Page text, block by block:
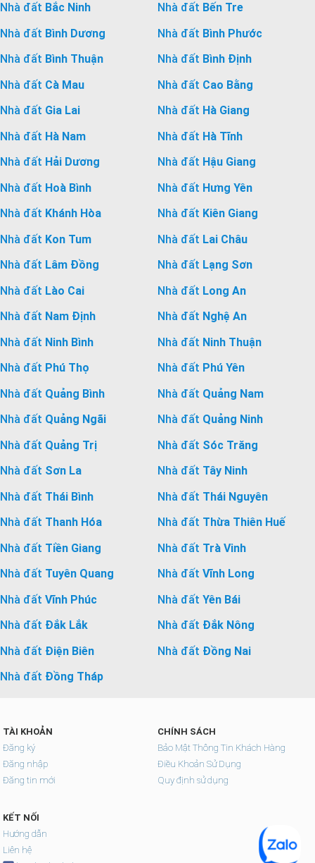
Nhà đất Bắc Ninh Nhà đất Bến Tre
Nhà đất Bình Dương Nhà đất Bình Phước
Nhà đất Bình Thuận Nhà đất Bình Định
Nhà đất Cà Mau Nhà đất Cao Bằng
Nhà đất Gia Lai Nhà đất Hà Giang
Nhà đất Hà Nam Nhà đất Hà Tĩnh
Nhà đất Hải Dương Nhà đất Hậu Giang
Nhà đất Hoà Bình Nhà đất Hưng Yên
Nhà đất Khánh Hòa Nhà đất Kiên Giang
Nhà đất Kon Tum Nhà đất Lai Châu
Nhà đất Lâm Đồng Nhà đất Lạng Sơn
Nhà đất Lào Cai Nhà đất Long An
Nhà đất Nam Định Nhà đất Nghệ An
Nhà đất Ninh Bình Nhà đất Ninh Thuận
Nhà đất Phú Thọ Nhà đất Phú Yên
Nhà đất Quảng Bình Nhà đất Quảng Nam
Nhà đất Quảng Ngãi Nhà đất Quảng Ninh
Nhà đất Quảng Trị Nhà đất Sóc Trăng
Nhà đất Sơn La Nhà đất Tây Ninh
Nhà đất Thái Bình Nhà đất Thái Nguyên
Nhà đất Thanh Hóa Nhà đất Thừa Thiên Huế
Nhà đất Tiền Giang Nhà đất Trà Vinh
Nhà đất Tuyên Quang Nhà đất Vĩnh Long
Nhà đất Vĩnh Phúc Nhà đất Yên Bái
Nhà đất Đắk Lắk Nhà đất Đắk Nông
Nhà đất Điện Biên Nhà đất Đồng Nai
Nhà đất Đồng Tháp
TÀI KHOẢN
Đăng ký
Đăng nhập
Đăng tin mới
CHÍNH SÁCH
Bảo Mật Thông Tin Khách Hàng
Điều Khoản Sử Dụng
Quy định sử dụng
KẾT NỐI
Hướng dẫn
Liên hệ